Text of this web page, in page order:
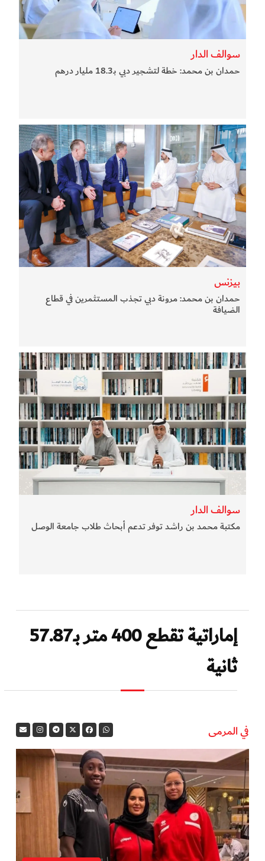
سوالف الدار
حمدان بن محمد: خطة لتشجير دبي بـ18.3 مليار درهم
بيزنس
حمدان بن محمد: مرونة دبي تجذب المستثمرين في قطاع
الضيافة
سوالف الدار
مكتبة محمد بن راشد توفر تدعم أبحاث طلاب جامعة الوصل
إماراتية تقطع 400 متر بـ57.87
ثانية
في المرمى